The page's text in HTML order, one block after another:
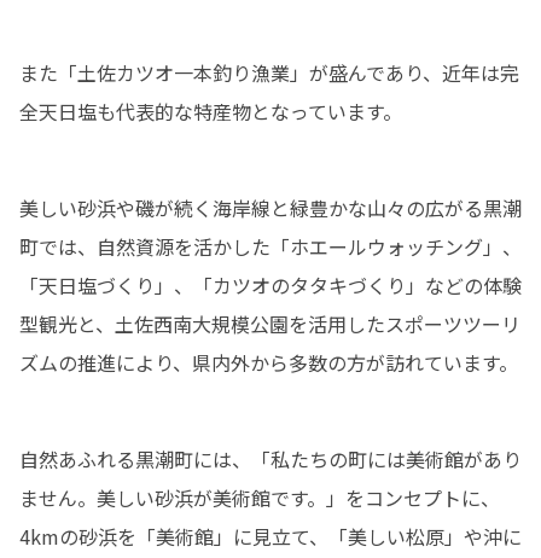
また「土佐カツオ一本釣り漁業」が盛んであり、近年は完
全天日塩も代表的な特産物となっています。
美しい砂浜や磯が続く海岸線と緑豊かな山々の広がる黒潮
町では、自然資源を活かした「ホエールウォッチング」、
「天日塩づくり」、「カツオのタタキづくり」などの体験
型観光と、土佐西南大規模公園を活用したスポーツツーリ
ズムの推進により、県内外から多数の方が訪れています。
自然あふれる黒潮町には、「私たちの町には美術館があり
ません。美しい砂浜が美術館です。」をコンセプトに、
4kmの砂浜を「美術館」に見立て、「美しい松原」や沖に